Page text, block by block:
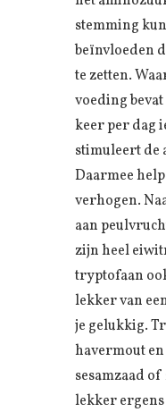
stemming
beïnvloeden
te zetten.
voeding
keer per dag
stimuleert de
Daarmee
verhogen.
aan
zijn heel
tryptofaan
lekker van
je gelukkig.
havermout
sesamzaad
lekker